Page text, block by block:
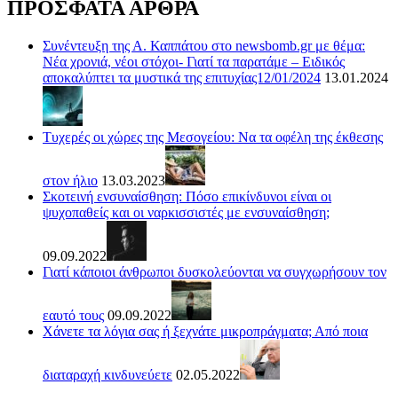
ΠΡΟΣΦΑΤΑ ΑΡΘΡΑ
Συνέντευξη της Α. Καππάτου στο newsbomb.gr με θέμα:
Νέα χρονιά, νέοι στόχοι- Γιατί τα παρατάμε – Ειδικός
αποκαλύπτει τα μυστικά της επιτυχίας12/01/2024 13.01.2024
Τυχερές οι χώρες της Μεσογείου: Να τα οφέλη της έκθεσης
στον ήλιο 13.03.2023
Σκοτεινή ενσυναίσθηση: Πόσο επικίνδυνοι είναι οι
ψυχοπαθείς και οι ναρκισσιστές με ενσυναίσθηση;
09.09.2022
Γιατί κάποιοι άνθρωποι δυσκολεύονται να συγχωρήσουν τον
εαυτό τους 09.09.2022
Χάνετε τα λόγια σας ή ξεχνάτε μικροπράγματα; Από ποια
διαταραχή κινδυνεύετε 02.05.2022